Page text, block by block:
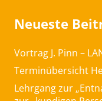
Neueste
Vortrag J. Pinn –
Terminübersicht
Lehrgang zur